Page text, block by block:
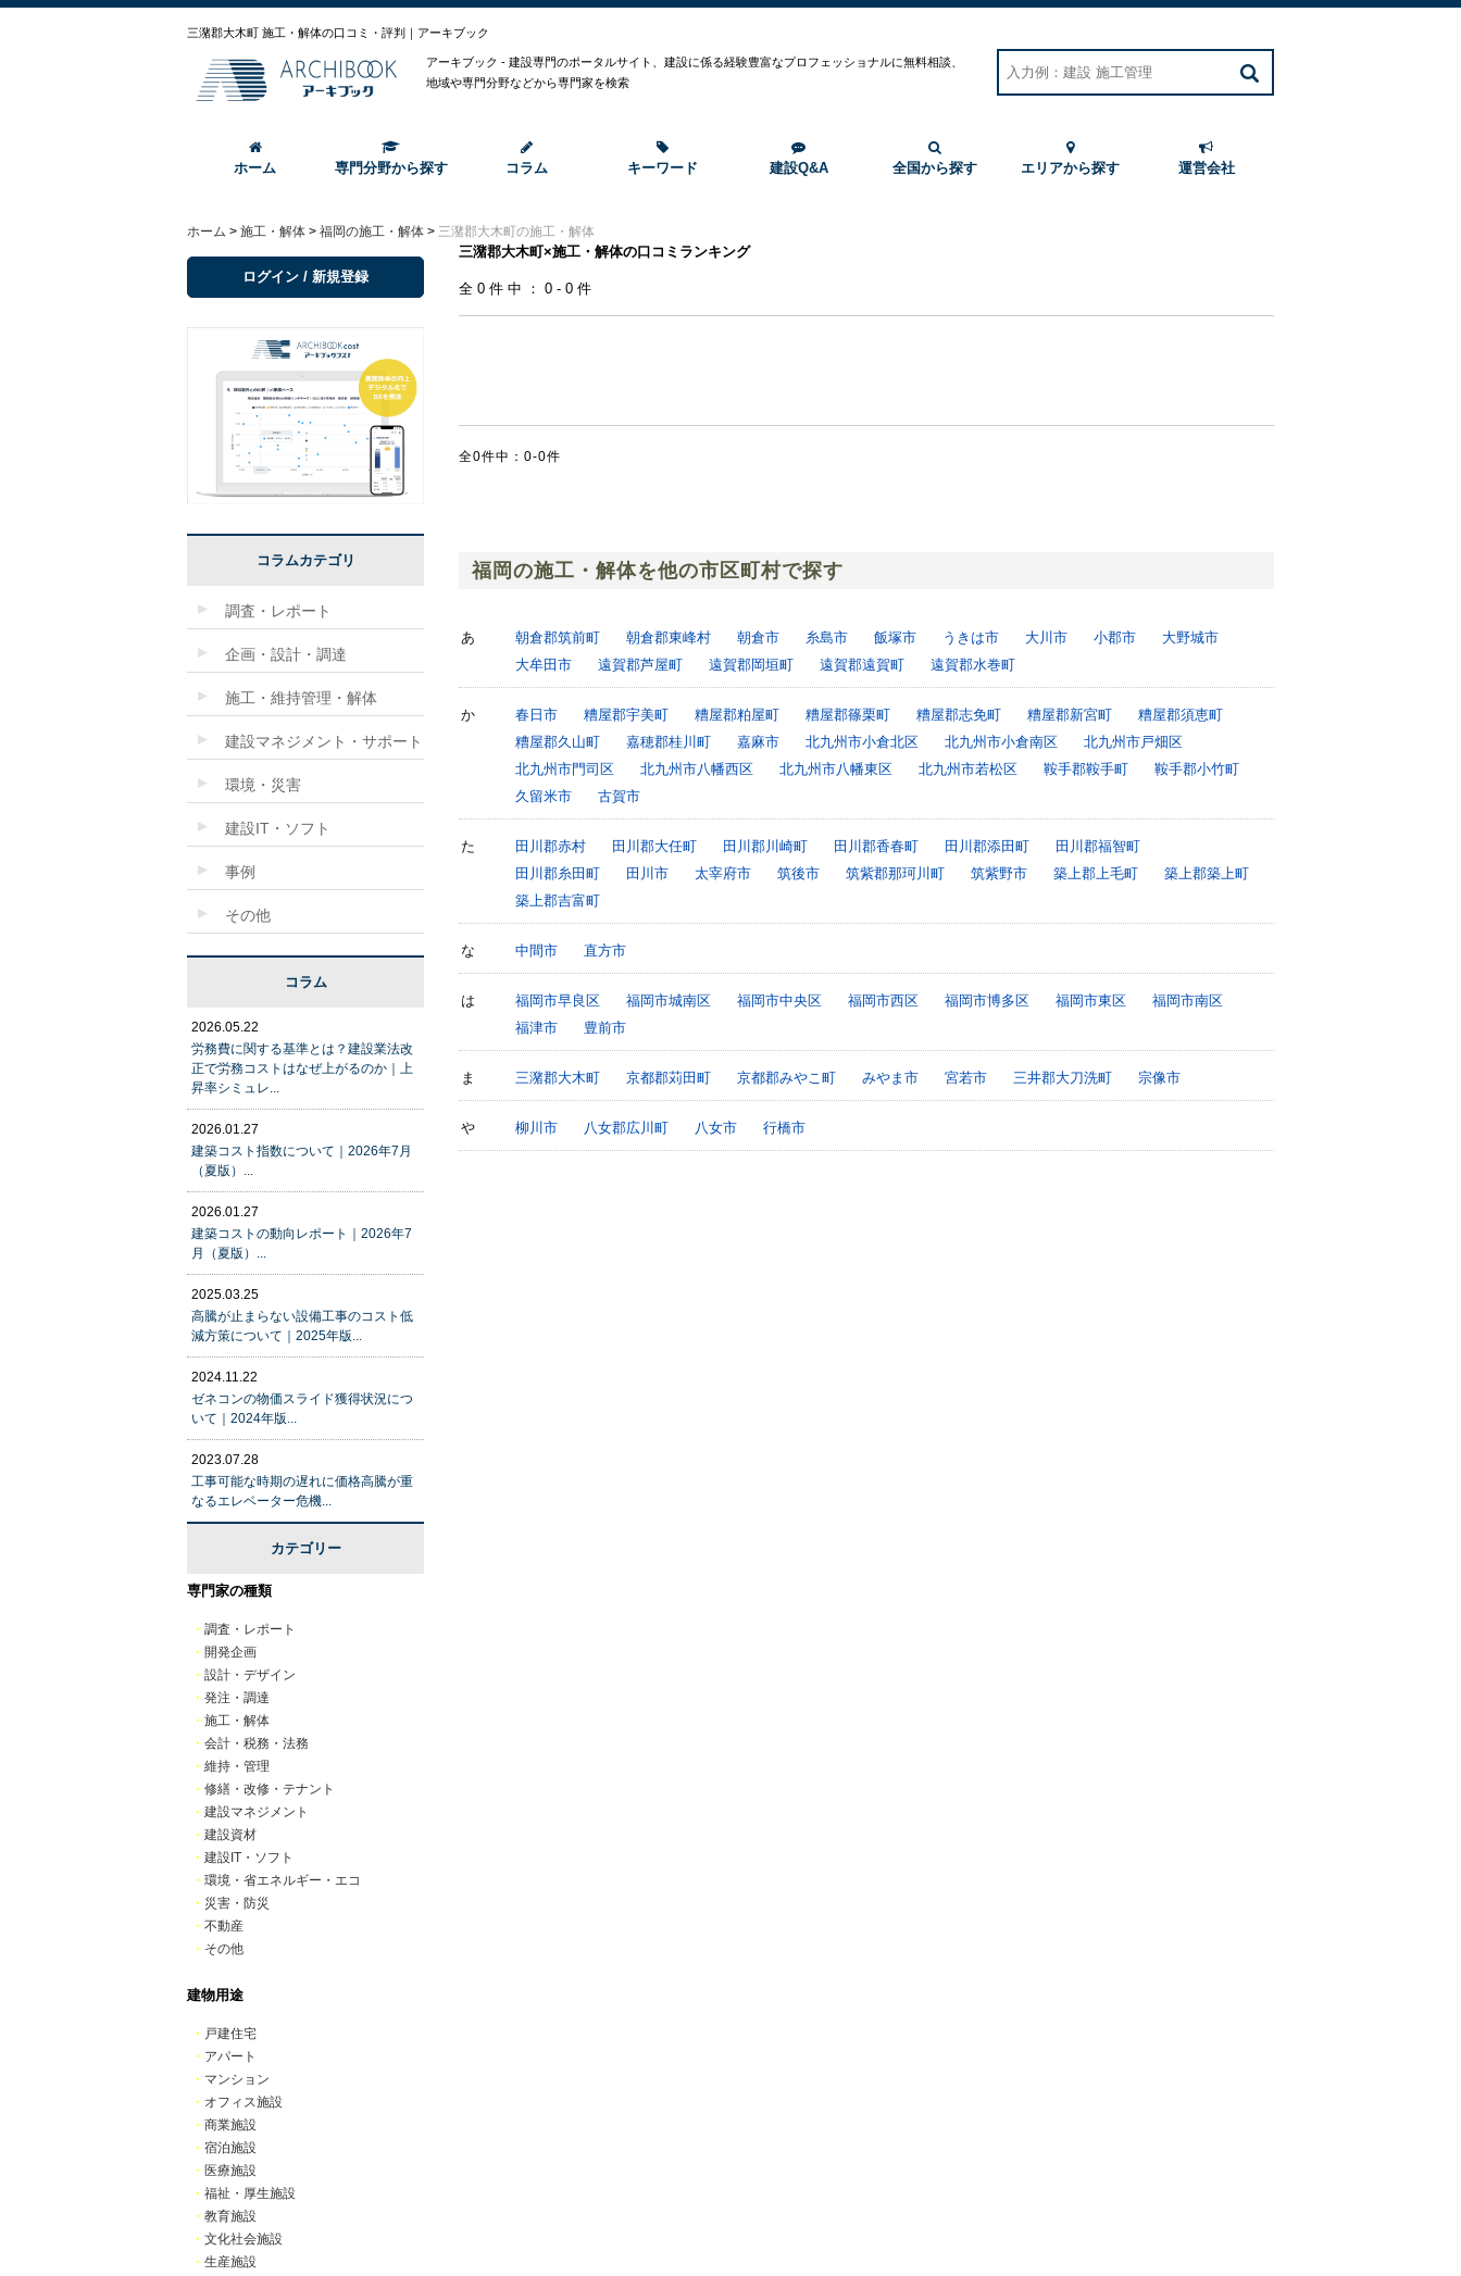
三潴郡大木町 施工・解体の口コミ・評判｜アーキブック
アーキブック - 建設専門のポータルサイト、建設に係る経験豊富なプロフェッショナルに無料相談、
地域や専門分野などから専門家を検索
ホーム 専門分野から探す コラム キーワード 建設Q&A 全国から探す エリアから探す 運営会社
ホーム > 施工・解体 > 福岡の施工・解体 > 三潴郡大木町の施工・解体
三潴郡大木町×施工・解体の口コミランキング
全0件中：0-0件
全0件中：0-0件
福岡の施工・解体を他の市区町村で探す
あ 朝倉郡筑前町 朝倉郡東峰村 朝倉市 糸島市 飯塚市 うきは市 大川市 小郡市
大野城市
大牟田市
遠賀郡芦屋町 遠賀郡岡垣町 遠賀郡遠賀町 遠賀郡水巻町
か 春日市 糟屋郡宇美町 糟屋郡粕屋町 糟屋郡篠栗町 糟屋郡志免町 糟屋郡新宮町
糟屋郡須恵町
糟屋郡久山町
嘉穂郡桂川町 嘉麻市 北九州市小倉北区 北九州市小倉南区
北九州市戸畑区
北九州市門司区
北九州市八幡西区 北九州市八幡東区 北九州市若松区 鞍手郡鞍手町
鞍手郡小竹町
久留米市
古賀市
た 田川郡赤村 田川郡大任町 田川郡川崎町 田川郡香春町 田川郡添田町
田川郡福智町
田川郡糸田町
田川市 太宰府市 筑後市 筑紫郡那珂川町 筑紫野市 築上郡上毛町
築上郡築上町
築上郡吉富町
な 中間市 直方市
は 福岡市早良区 福岡市城南区 福岡市中央区 福岡市西区 福岡市博多区 福岡市東区
福岡市南区
福津市
豊前市
ま 三潴郡大木町 京都郡苅田町 京都郡みやこ町 みやま市 宮若市 三井郡大刀洗町 宗像市
や 柳川市 八女郡広川町 八女市 行橋市
ログイン / 新規登録
コラムカテゴリ
調査・レポート
企画・設計・調達
施工・維持管理・解体
建設マネジメント・サポート
環境・災害
建設IT・ソフト
事例
その他
コラム
2026.05.22
労務費に関する基準とは？建設業法改
正で労務コストはなぜ上がるのか｜上
昇率シミュレ...
2026.01.27
建築コスト指数について｜2026年7月
（夏版）...
2026.01.27
建築コストの動向レポート｜2026年7
月（夏版）...
2025.03.25
高騰が止まらない設備工事のコスト低
減方策について｜2025年版...
2024.11.22
ゼネコンの物価スライド獲得状況につ
いて｜2024年版...
2023.07.28
工事可能な時期の遅れに価格高騰が重
なるエレベーター危機...
カテゴリー
専門家の種類
・ 調査・レポート
・ 開発企画
・ 設計・デザイン
・ 発注・調達
・ 施工・解体
・ 会計・税務・法務
・ 維持・管理
・ 修繕・改修・テナント
・ 建設マネジメント
・ 建設資材
・ 建設IT・ソフト
・ 環境・省エネルギー・エコ
・ 災害・防災
・ 不動産
・ その他
建物用途
・ 戸建住宅
・ アパート
・ マンション
・ オフィス施設
・ 商業施設
・ 宿泊施設
・ 医療施設
・ 福祉・厚生施設
・ 教育施設
・ 文化社会施設
・ 生産施設